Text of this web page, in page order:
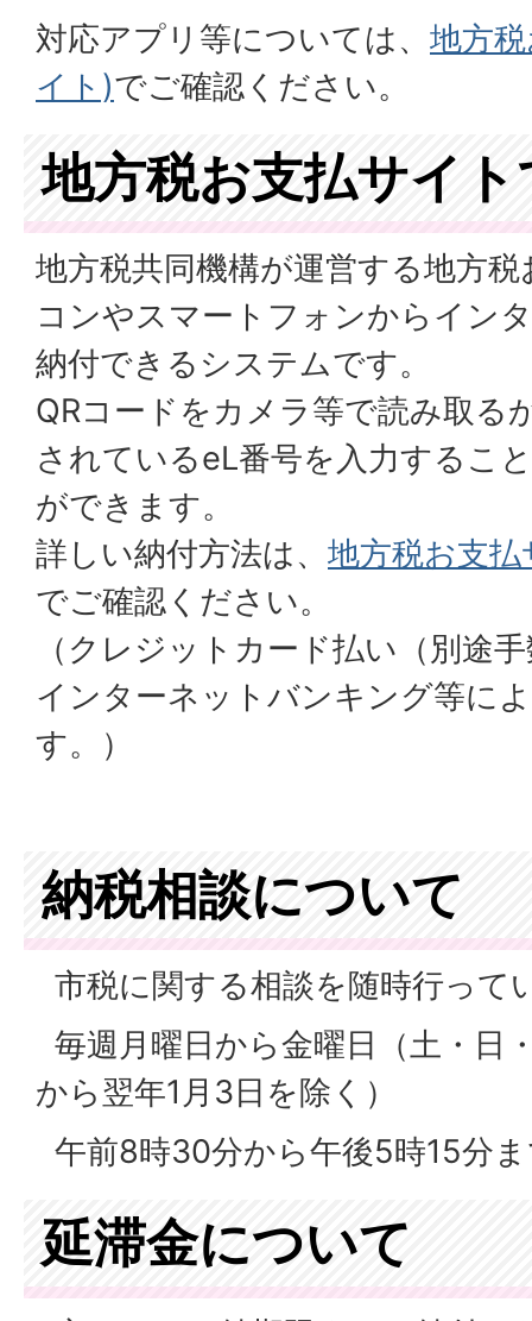
対応アプリ等については、 地方
イト)でご確認ください。
地方税お支払サイ
地方税共同機構が運営する地方
コンやスマートフォンからイン
納付できるシステムです。
QRコードをカメラ等で読み取る
されているeL番号を入力するこ
ができます。
詳しい納付方法は、 地方税お支
でご確認ください。
（クレジットカード払い（別途
インターネットバンキング等に
す。）
納税相談について
市税に関する相談を随時行って
毎週月曜日から金曜日（土・日
から翌年1月3日を除く）
午前8時30分から午後5時15分
延滞金について